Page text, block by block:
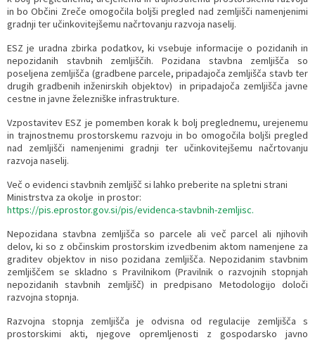
in bo Občini Zreče omogočila boljši pregled nad zemljišči namenjenimi
gradnji ter učinkovitejšemu načrtovanju razvoja naselij.
ESZ je uradna zbirka podatkov, ki vsebuje informacije o pozidanih in
nepozidanih stavbnih zemljiščih. Pozidana stavbna zemljišča so
poseljena zemljišča (gradbene parcele, pripadajoča zemljišča stavb ter
drugih gradbenih inženirskih objektov) in pripadajoča zemljišča javne
cestne in javne železniške infrastrukture.
Vzpostavitev ESZ je pomemben korak k bolj preglednemu, urejenemu
in trajnostnemu prostorskemu razvoju in bo omogočila boljši pregled
nad zemljišči namenjenimi gradnji ter učinkovitejšemu načrtovanju
razvoja naselij.
Več o evidenci stavbnih zemljišč si lahko preberite na spletni strani
Ministrstva za okolje in prostor:
https://pis.eprostor.gov.si/pis/evidenca-stavbnih-zemljisc.
Nepozidana stavbna zemljišča so parcele ali več parcel ali njihovih
delov, ki so z občinskim prostorskim izvedbenim aktom namenjene za
graditev objektov in niso pozidana zemljišča. Nepozidanim stavbnim
zemljiščem se skladno s Pravilnikom (Pravilnik o razvojnih stopnjah
nepozidanih stavbnih zemljišč) in predpisano Metodologijo določi
razvojna stopnja.
Razvojna stopnja zemljišča je odvisna od regulacije zemljišča s
prostorskimi akti, njegove opremljenosti z gospodarsko javno
Razvojni programi
Kronologija občine
Fotogalerija
Vizitka
Predstavniki občine v svetih zavodov
Prijave in pobude
Splošni akti občine
Informacije javnega značaja
Lokalne volitve
Varuhov kotiček
Delovni čas zdravnikov
Društva
Lokacije defibrilatorjev
Ceniki